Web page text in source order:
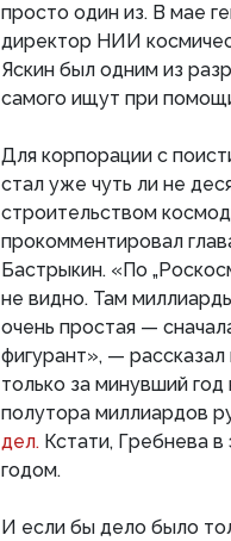
просто один из. В мае
директор НИИ
Яскин был одним из
самого ищут при
Для корпорации с
стал уже чуть ли не
строительством
прокомментировал
Бастрыкин. «По
не видно. Там
очень простая —
фигурант», —
только за минувший
полутора миллиардов
дел. Кстати, Гребнева
годом.
И если бы дело было